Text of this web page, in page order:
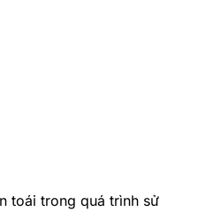
toái trong quá trình sử